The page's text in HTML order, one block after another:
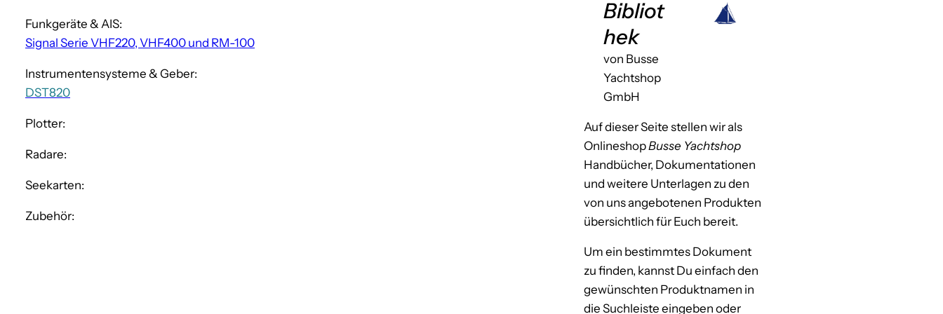
Funkgeräte & AIS:
Signal Serie VHF220, VHF400 und RM-100
Instrumentensysteme & Geber:
DST820
Plotter:
Radare:
Seekarten:
Zubehör:
Bibliot
hek
von Busse
Yachtshop
GmbH
Auf dieser Seite stellen wir als
OnlineshopBusse Yachtshop
Handbücher, Dokumentationen
und weitere Unterlagen zu den
von uns angebotenen Produkten
übersichtlich für Euch bereit.
Um ein bestimmtes Dokument
zu finden, kannst Du einfach den
gewünschten Produktnamen in
die Suchleiste eingeben oder